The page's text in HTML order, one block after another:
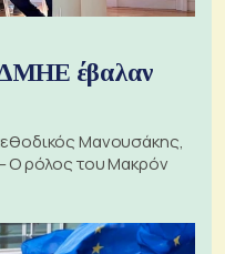
έβαλαν
Μανουσάκης,
Ο ρόλος του Μακρόν